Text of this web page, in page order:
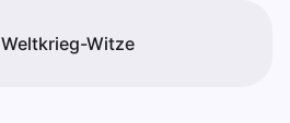
Weltkrieg-Witze